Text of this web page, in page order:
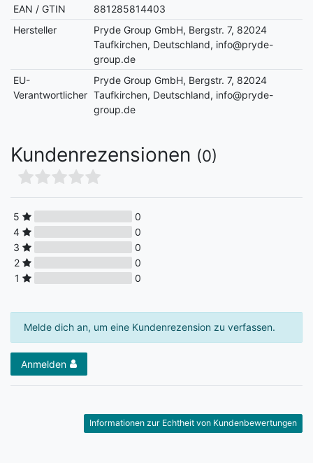
EAN / GTIN
881285814403
Hersteller
Pryde Group GmbH, Bergstr. 7, 82024
Taufkirchen, Deutschland, info@pryde-
group.de
EU-
Verantwortlicher
Pryde Group GmbH, Bergstr. 7, 82024
Taufkirchen, Deutschland, info@pryde-
group.de
Kundenrezensionen (0)
5
0
4
0
3
0
2
0
1
0
Melde dich an, um eine Kundenrezension zu verfassen.
Anmelden
Informationen zur Echtheit von Kundenbewertungen